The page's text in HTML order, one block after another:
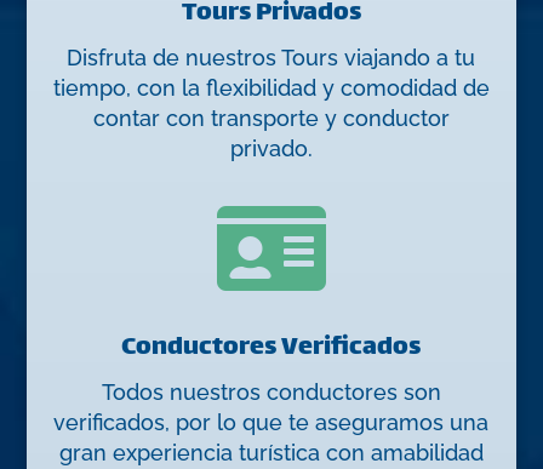
Tours Privados
Disfruta de nuestros Tours viajando a tu
tiempo, con la flexibilidad y comodidad de
contar con transporte y conductor
privado.

Conductores Verificados
Todos nuestros conductores son
verificados, por lo que te aseguramos una
gran experiencia turística con amabilidad